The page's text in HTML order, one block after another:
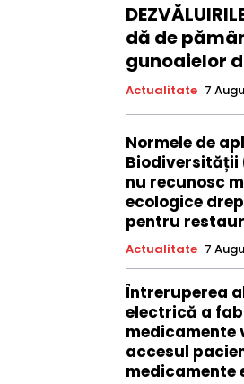
dă de
gunoaielor
Actualitate 7
Normele de
Biodiversității
nu recunosc
ecologice
pentru
Actualitate 7
Întreruperea
electrică a
medicamente
accesul
medicamente